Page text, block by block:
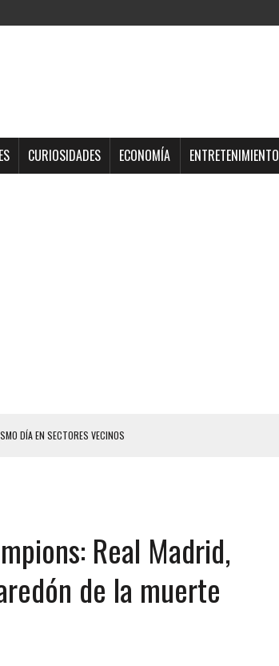
CURIOSIDADES ECONOMÍA ENTRETENIMIENTO
DÍA EN SECTORES VECINOS
POR LA PAREJA DE SU ABUELA
VENEZOLANA EN REUNIÓN CON AMIGOS
TRAGEDIA FAMILIAR
DE 13 AÑOS TRAS ABUSAR DE ELLA
Real Madrid,
de la muerte